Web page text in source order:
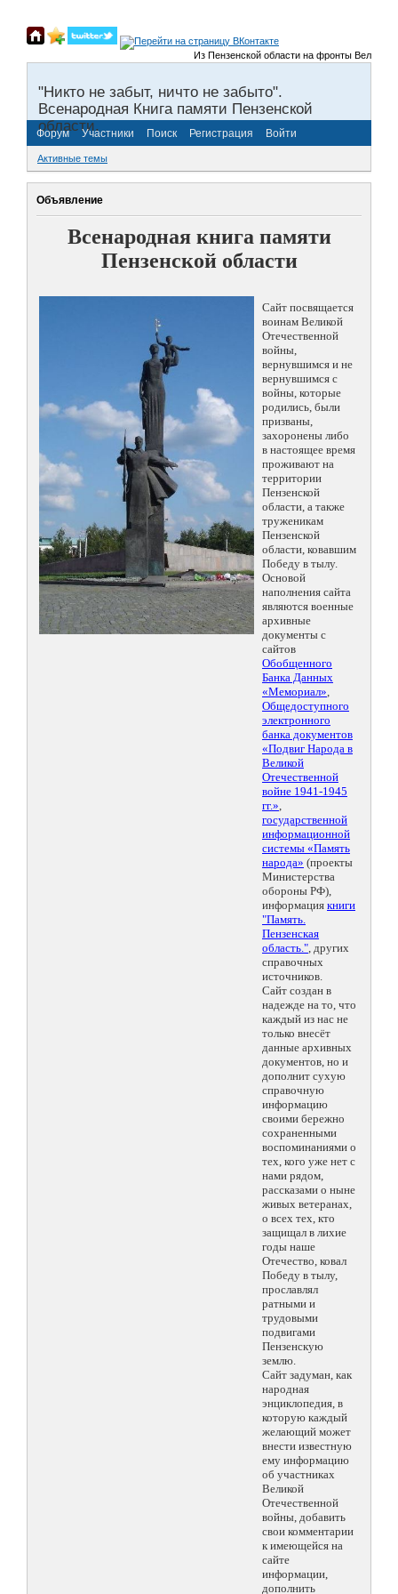
Из Пензенской области на фронты Великой
"Никто не забыт, ничто не забыто".
Всенародная Книга памяти Пензенской
области.
Форум Участники Поиск Регистрация Войти
Активные темы
Объявление
Всенародная книга памяти
Пензенской области
Сайт посвящается
воинам Великой
Отечественной
войны,
вернувшимся и не
вернувшимся с
войны, которые
родились, были
призваны,
захоронены либо
в настоящее время
проживают на
территории
Пензенской
области, а также
труженикам
Пензенской
области, ковавшим
Победу в тылу.
Основой
наполнения сайта
являются военные
архивные
документы с
сайтов
Обобщенного
Банка Данных
«Мемориал»,
Общедоступного
электронного
банка документов
«Подвиг Народа в
Великой
Отечественной
войне 1941-1945
гг.»,
государственной
информационной
системы «Память
народа» (проекты
Министерства
обороны РФ),
информация книги
"Память.
Пензенская
область.", других
справочных
источников.
Сайт создан в
надежде на то, что
каждый из нас не
только внесёт
данные архивных
документов, но и
дополнит сухую
справочную
информацию
своими бережно
сохраненными
воспоминаниями о
тех, кого уже нет с
нами рядом,
рассказами о ныне
живых ветеранах,
о всех тех, кто
защищал в лихие
годы наше
Отечество, ковал
Победу в тылу,
прославлял
ратными и
трудовыми
подвигами
Пензенскую
землю.
Сайт задуман, как
народная
энциклопедия, в
которую каждый
желающий может
внести известную
ему информацию
об участниках
Великой
Отечественной
войны, добавить
свои комментарии
к имеющейся на
сайте
информации,
дополнить